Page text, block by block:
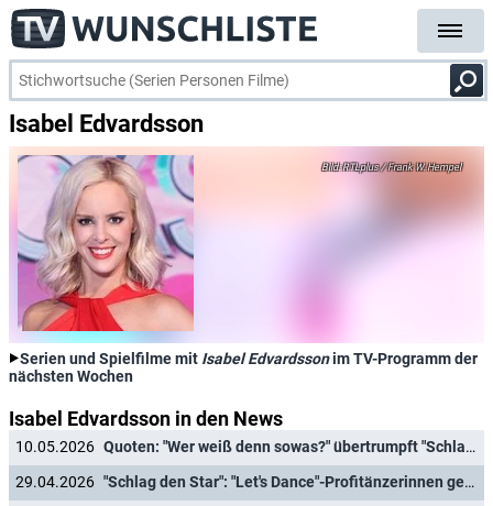
Isabel Edvardsson
RTLplus / Frank W. Hempel
Serien und Spielfilme mit Isabel Edvardssonim TV-Programm der
nächsten Wochen
Isabel Edvardsson in den News
10.05.2026
Quoten: "Wer weiß denn sowas?" übertrumpft "Schlag den Star"-Unentschieden und Menowin-Sieg
29.04.2026
"Schlag den Star": "Let's Dance"-Profitänzerinnen gegen Schlagerstar & Moderatorin